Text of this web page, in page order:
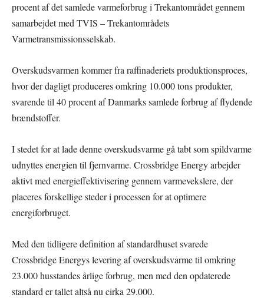
procent af det samlede varmeforbrug i Trekantområdet gennem
samarbejdet med TVIS – Trekantområdets
Varmetransmissionsselskab.
Overskudsvarmen kommer fra raffinaderiets produktionsproces,
hvor der dagligt produceres omkring 10.000 tons produkter,
svarende til 40 procent af Danmarks samlede forbrug af flydende
brændstoffer.
I stedet for at lade denne overskudsvarme gå tabt som spildvarme
udnyttes energien til fjernvarme. Crossbridge Energy arbejder
aktivt med energieffektivisering gennem varmevekslere, der
placeres forskellige steder i processen for at optimere
energiforbruget.
Med den tidligere definition af standardhuset svarede
Crossbridge Energys levering af overskudsvarme til omkring
23.000 husstandes årlige forbrug, men med den opdaterede
standard er tallet altså nu cirka 29.000.